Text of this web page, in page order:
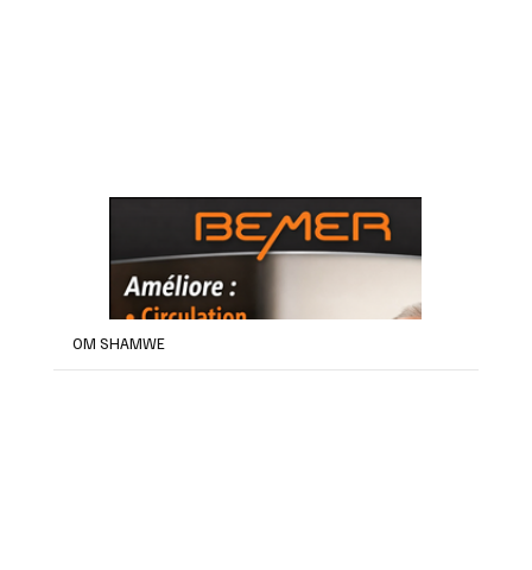
OM SHAMWE